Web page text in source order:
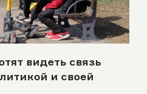
видеть связь
и своей